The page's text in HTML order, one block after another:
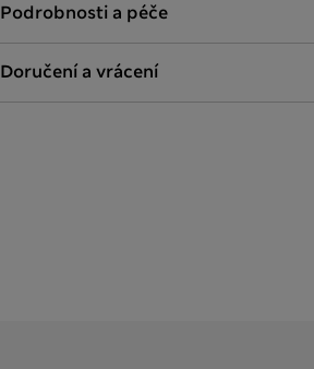
Podrobnosti a péče
Doručení a vrácení